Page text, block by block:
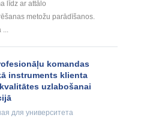
līdz ar attālo
metožu parādīšanos.
...
komandas
instruments klienta
uzlabošanai
для университета